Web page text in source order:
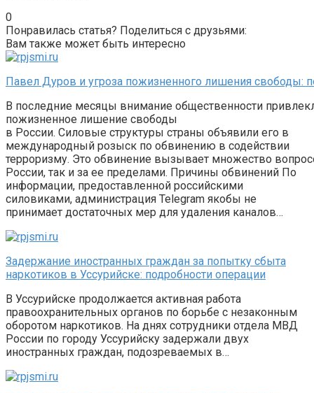
0
Понравилась статья? Поделиться с друзьями:
Вам также может быть интересно
Павел Дуров и угроза пожизненного лишения свободы:
В последние месяцы внимание общественности
пожизненное лишение свободы
в России. Силовые структуры страны объявили его в
международный розыск по обвинению в содействии
терроризму. Это обвинение вызывает множество
России, так и за ее пределами. Причины обвинений По
информации, предоставленной российскими
силовиками, администрация Telegram якобы не
принимает достаточных мер для удаления каналов…
Задержание иностранных граждан за попытку сбыта
наркотиков в Уссурийске: подробности операции
В Уссурийске продолжается активная работа
правоохранительных органов по борьбе с незаконным
оборотом наркотиков. На днях сотрудники отдела МВД
России по городу Уссурийску задержали двух
иностранных граждан, подозреваемых в…